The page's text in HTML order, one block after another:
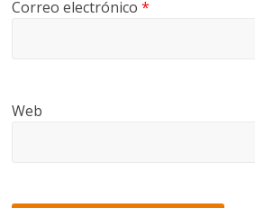
Correo electrónico*
Web